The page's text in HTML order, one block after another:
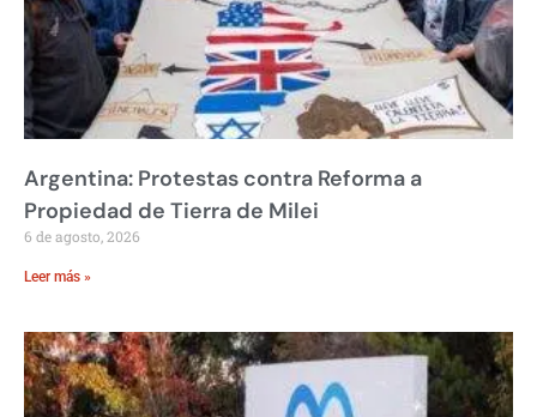
Argentina: Protestas contra Reforma a
Propiedad de Tierra de Milei
6 de agosto, 2026
Leer más »